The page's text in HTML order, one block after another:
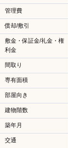
管理費
償却/敷引
敷金・保証金/礼金・権
利金
間取り
専有面積
部屋向き
建物階数
築年月
交通